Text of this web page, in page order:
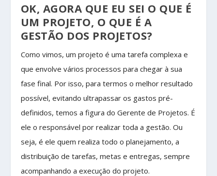
OK, AGORA QUE EU SEI O QUE É
UM PROJETO, O QUE É A
GESTÃO DOS PROJETOS?
Como vimos, um projeto é uma tarefa complexa e
que envolve vários processos para chegar à sua
fase final. Por isso, para termos o melhor resultado
possível, evitando ultrapassar os gastos pré-
definidos, temos a figura do Gerente de Projetos. É
ele o responsável por realizar toda a gestão. Ou
seja, é ele quem realiza todo o planejamento, a
distribuição de tarefas, metas e entregas, sempre
acompanhando a execução do projeto.